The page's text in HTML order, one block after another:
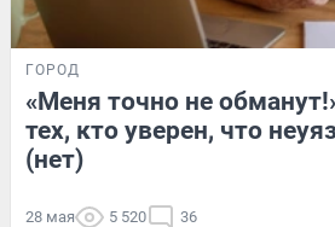
ГОРОД
«Меня точно не
тех, кто уверен, что
(нет)
28 мая 5 520 36